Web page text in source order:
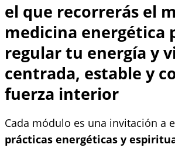
el que recorrerás el
medicina energética
regular tu energía y
centrada, estable y
fuerza interior
Cada módulo es una invitación a
prácticas energéticas y